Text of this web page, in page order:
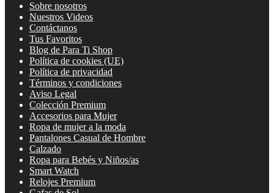
Sobre nosotros
Nuestros Videos
Contáctanos
Tus Favoritos
Blog de Para Ti Shop
Política de cookies (UE)
Política de privacidad
Términos y condiciones
Aviso Legal
Colección Premium
Accesorios para Mujer
Ropa de mujer a la moda
Pantalones Casual de Hombre
Calzado
Ropa para Bebés y Niños/as
Smart Watch
Relojes Premium